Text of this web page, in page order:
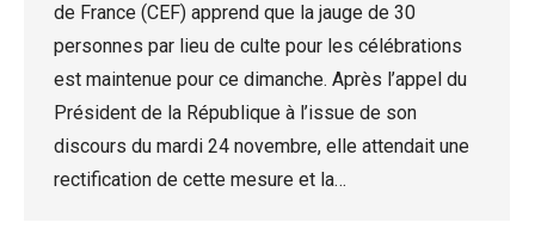
de France (CEF) apprend que la jauge de 30
personnes par lieu de culte pour les célébrations
est maintenue pour ce dimanche. Après l’appel du
Président de la République à l’issue de son
discours du mardi 24 novembre, elle attendait une
rectification de cette mesure et la…